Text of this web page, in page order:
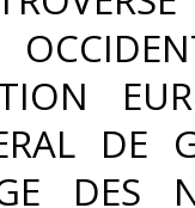
DE
DES